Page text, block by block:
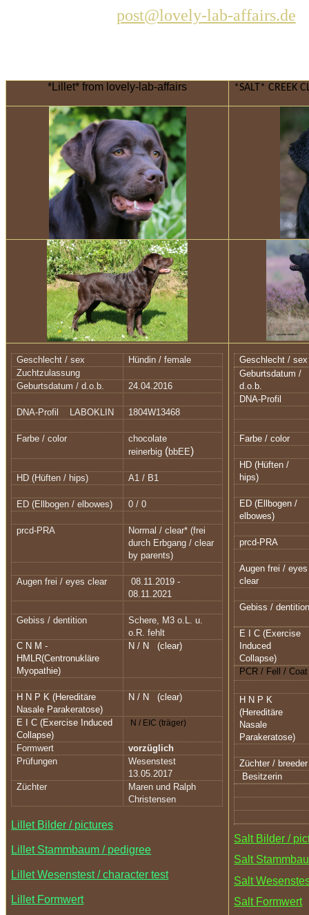
post@lovely-lab-affairs.de
*Lillet* from lovely-lab-affairs *SALT* CREEK
Geschlecht / sex
Hündin / female
Zuchtzulassung
Geburtsdatum / d.o.b.
24.04.2016
DNA-Profil LABOKLIN 1804W13468
Farbe / color
chocolate
reinerbig (bbEE)
HD (Hüften / hips) A1 / B1
ED (Ellbogen / elbowes) 0 / 0
prcd-PRA
Normal / clear* (frei
durch Erbgang / clear
by parents)
Augen frei / eyes clear
08.11.2019 -
08.11.2021
Gebiss / dentition
Schere, M3 o.L. u.
o.R. fehlt
C N M -
HMLR(Centronukläre
Myopathie)
N / N (clear)
H N P K (Hereditäre
Nasale Parakeratose)
N / N (clear)
E I C (Exercise Induced
Collapse)
N / EIC (träger)
Formwert
vorzüglich
Prüfungen
Wesenstest
13.05.2017
Züchter
Maren und Ralph
Christensen
Lillet Bilder / pictures
Lillet Stammbaum / pedigree
Lillet Wesenstest / character test
Lillet Formwert
Geschlecht / sex
Geburtsdatum /
d.o.b.
DNA-Profil
Farbe / color
HD (Hüften /
hips)
ED (Ellbogen /
elbowes)
prcd-PRA
Augen frei / eyes
clear
Gebiss /
E I C (Exercise
Induced
Collapse)
PCR / Fell / Coat
H N P K
(Hereditäre
Nasale
Parakeratose)
Züchter / breeder
Besitzerin
Salt Bilder /
Salt
Salt
Salt Formwert